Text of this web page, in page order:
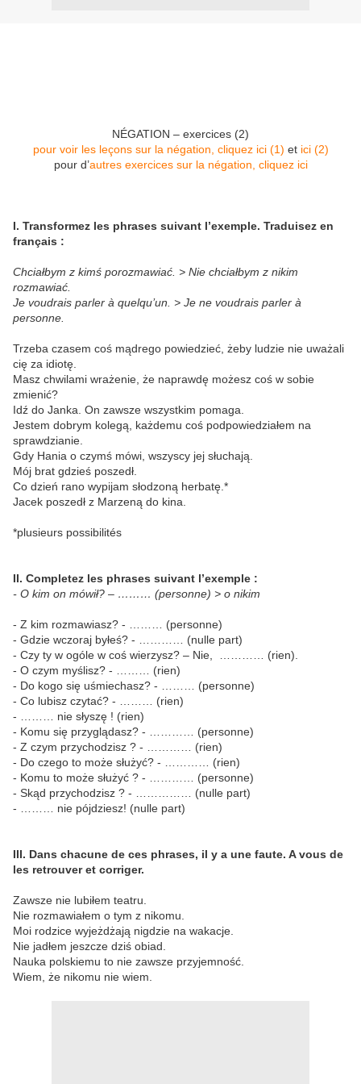
NÉGATION – exercices (2)
pour voir les leçons sur la négation, cliquez ici (1) et ici (2)
pour d’autres exercices sur la négation, cliquez ici
I. Transformez les phrases suivant l’exemple. Traduisez en
français :
Chciałbym z kimś porozmawiać. > Nie chciałbym z nikim
rozmawiać.
Je voudrais parler à quelqu’un. > Je ne voudrais parler à
personne.
Trzeba czasem coś mądrego powiedzieć, żeby ludzie nie uważali
cię za idiotę.
Masz chwilami wrażenie, że naprawdę możesz coś w sobie
zmienić?
Idź do Janka. On zawsze wszystkim pomaga.
Jestem dobrym kolegą, każdemu coś podpowiedziałem na
sprawdzianie.
Gdy Hania o czymś mówi, wszyscy jej słuchają.
Mój brat gdzieś poszedł.
Co dzień rano wypijam słodzoną herbatę.*
Jacek poszedł z Marzeną do kina.
*plusieurs possibilités
II. Completez les phrases suivant l’exemple :
- O kim on mówił? – ……… (personne) > o nikim
- Z kim rozmawiasz? - ……… (personne)
- Gdzie wczoraj byłeś? - ………… (nulle part)
- Czy ty w ogóle w coś wierzysz? – Nie,
………… (rien).
- O czym myślisz? - ……… (rien)
- Do kogo się uśmiechasz? - ……… (personne)
- Co lubisz czytać? - ……… (rien)
- ……… nie słyszę ! (rien)
- Komu się przyglądasz? - ………… (personne)
- Z czym przychodzisz ? - ………… (rien)
- Do czego to może służyć? - ………… (rien)
- Komu to może służyć ? - ………… (personne)
- Skąd przychodzisz ? - …………… (nulle part)
- ……… nie pójdziesz! (nulle part)
III. Dans chacune de ces phrases, il y a une faute. A vous de
les retrouver et corriger.
Zawsze nie lubiłem teatru.
Nie rozmawiałem o tym z nikomu.
Moi rodzice wyjeżdżają nigdzie na wakacje.
Nie jadłem jeszcze dziś obiad.
Nauka polskiemu to nie zawsze przyjemność.
Wiem, że nikomu nie wiem.